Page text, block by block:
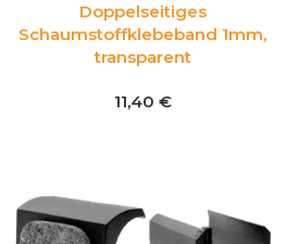
Doppelseitiges
Schaumstoffklebeband 1mm,
transparent
11,40 €